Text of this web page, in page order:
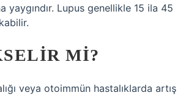
Lupus genellikle 15 ila 45
MI?
veya otoimmün hastalıklarda artış